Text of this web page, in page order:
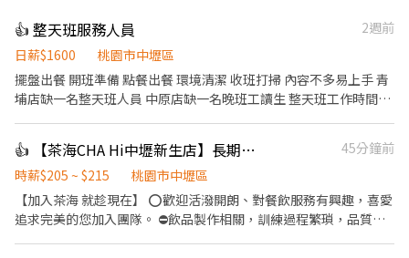
👍 整天班服務人員
2週前
日薪$1600
桃園市中壢區
擺盤出餐 開班準備 點餐出餐 環境清潔 收班打掃 內容不多易上手 青
埔店缺一名整天班人員 中原店缺一名晚班工讀生 整天班工作時間
👍 【茶海CHA Hi中壢新生店】長期早晚班兼職人員(假日班）
45分鐘前
時薪$205 ~ $215
桃園市中壢區
【加入茶海 就趁現在】 ⭕️歡迎活潑開朗、對餐飲服務有興趣，喜愛
追求完美的您加入團隊。 ⛔️飲品製作相關，訓練過程繁瑣，品質控